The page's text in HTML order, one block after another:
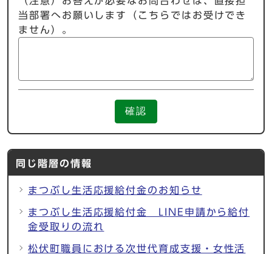
当部署へお願いします（こちらではお受けでき
ません）。
確認
同じ階層の情報
まつぶし生活応援給付金のお知らせ
まつぶし生活応援給付金 LINE申請から給付
金受取りの流れ
松伏町職員における次世代育成支援・女性活